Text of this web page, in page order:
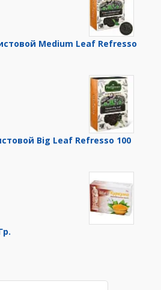
Medium Leaf Refresso
Big Leaf Refresso 100